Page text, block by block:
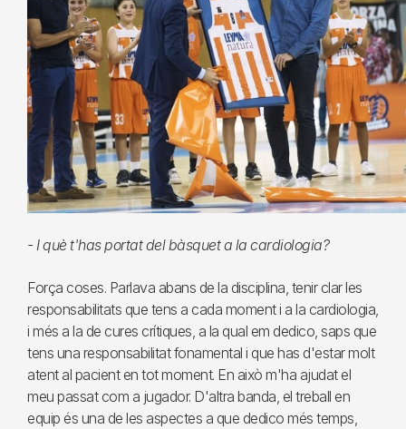
- I què t'has portat del bàsquet a la cardiologia?
Força coses. Parlava abans de la disciplina, tenir clar les
responsabilitats que tens a cada moment i a la cardiologia,
i més a la de cures crítiques, a la qual em dedico, saps que
tens una responsabilitat fonamental i que has d'estar molt
atent al pacient en tot moment. En això m'ha ajudat el
meu passat com a jugador. D'altra banda, el treball en
equip és una de les aspectes a que dedico més temps,